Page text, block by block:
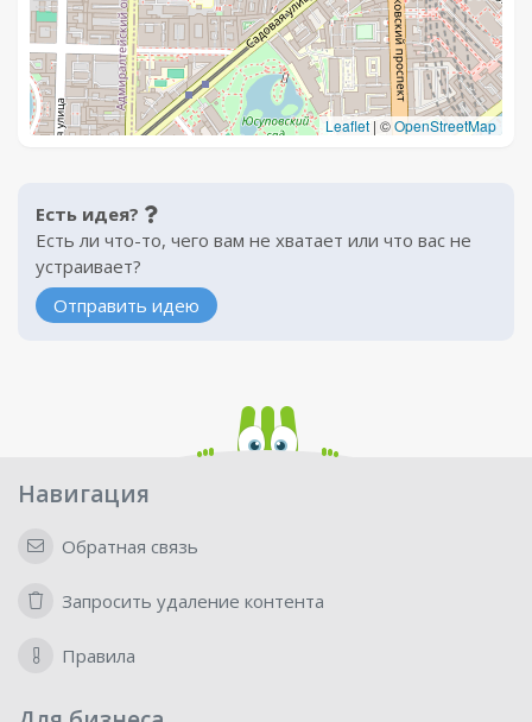
Leaflet | ©OpenStreetMap
Есть идея?
Есть ли что-то, чего вам не хватает или что вас не
устраивает?
Отправить идею
Навигация
Обратная связь
Запросить удаление контента
Правила